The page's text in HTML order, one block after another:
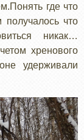
где что
что
никак…
хренового
удерживали